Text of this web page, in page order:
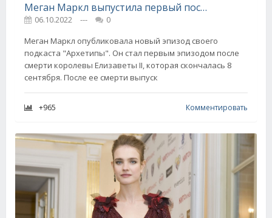
Меган Маркл выпустила первый после смерти Елизаветы II эпизод подкаста. В сети также появилось новое фото герцогини
06.10.2022 ---
0
Меган Маркл опубликовала новый эпизод своего
подкаста "Архетипы". Он стал первым эпизодом после
смерти королевы Елизаветы II, которая скончалась 8
сентября. После ее смерти выпуск
+965 Комментировать